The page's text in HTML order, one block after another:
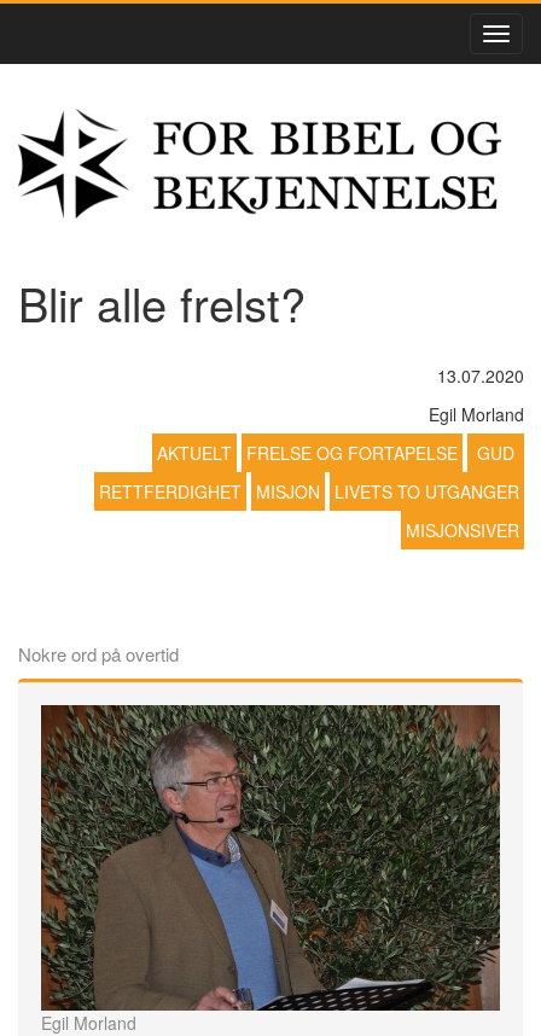
Blir alle frelst?
13.07.2020
Egil Morland
AKTUELT
FRELSE OG FORTAPELSE
GUD
RETTFERDIGHET
MISJON
LIVETS TO UTGANGER
MISJONSIVER
Nokre ord på overtid
Egil Morland